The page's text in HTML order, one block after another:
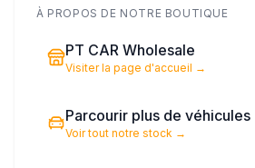
À PROPOS DE NOTRE BOUTIQUE
PT CAR Wholesale
Visiter la page d'accueil →
Parcourir plus de véhicules
Voir tout notre stock →